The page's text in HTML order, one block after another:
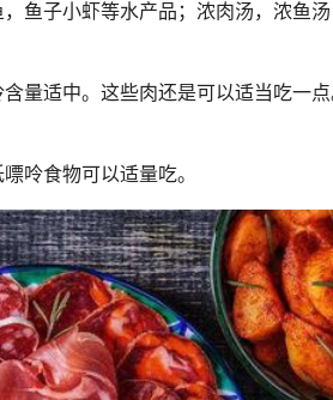
鱼子小虾等水产品；浓肉汤，浓鱼
量适中。这些肉还是可以适当吃一
呤食物可以适量吃。